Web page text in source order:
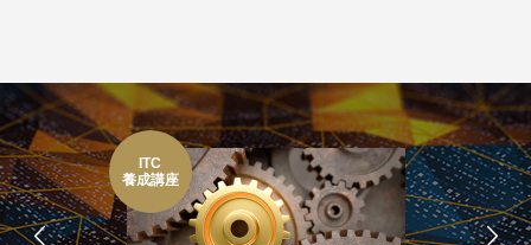
ITC
養成講座